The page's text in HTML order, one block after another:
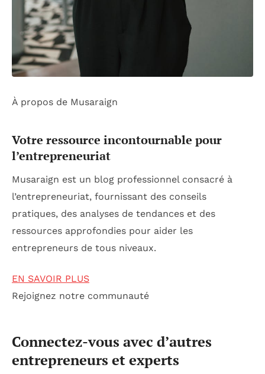
À propos de Musaraign
Votre ressource incontournable pour
l’entrepreneuriat
Musaraign est un blog professionnel consacré à
l’entrepreneuriat, fournissant des conseils
pratiques, des analyses de tendances et des
ressources approfondies pour aider les
entrepreneurs de tous niveaux.
EN SAVOIR PLUS
Rejoignez notre communauté
Connectez-vous avec d’autres
entrepreneurs et experts